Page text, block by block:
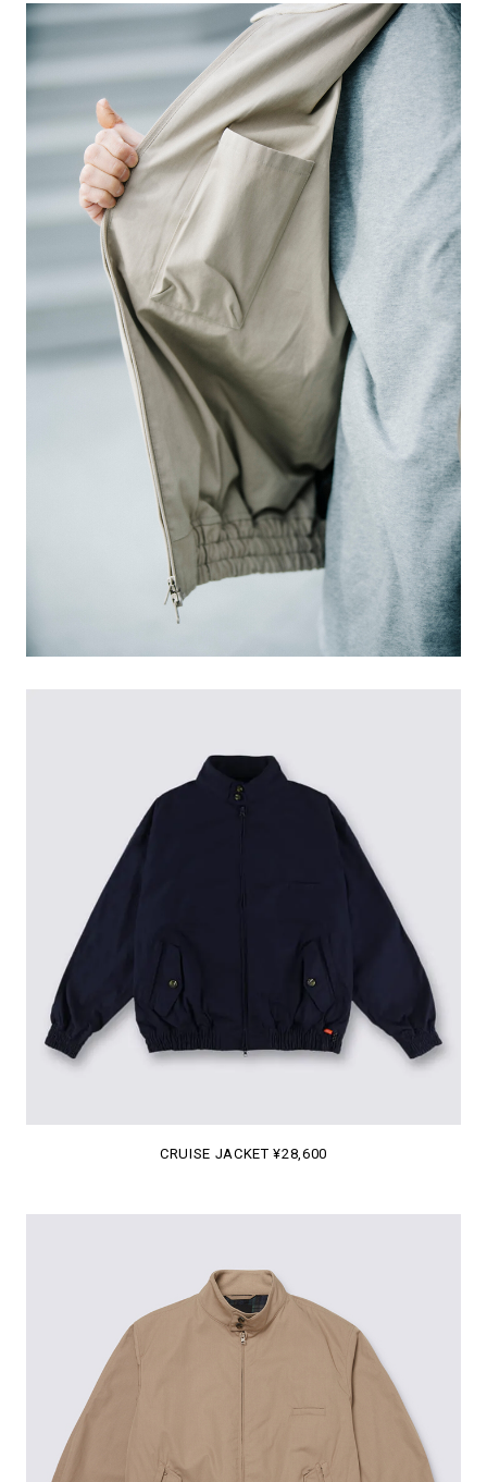
CRUISE JACKET ¥28,600